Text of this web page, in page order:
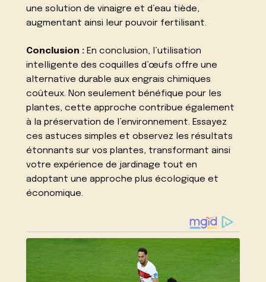
une solution de vinaigre et d’eau tiède,
augmentant ainsi leur pouvoir fertilisant.
Conclusion : En conclusion, l’utilisation
intelligente des coquilles d’œufs offre une
alternative durable aux engrais chimiques
coûteux. Non seulement bénéfique pour les
plantes, cette approche contribue également
à la préservation de l’environnement. Essayez
ces astuces simples et observez les résultats
étonnants sur vos plantes, transformant ainsi
votre expérience de jardinage tout en
adoptant une approche plus écologique et
économique.